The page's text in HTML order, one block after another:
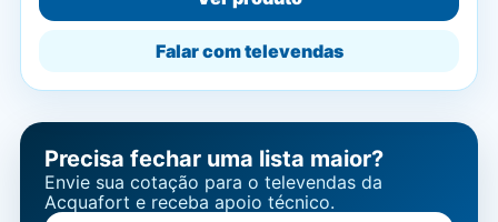
Falar com televendas
Precisa fechar uma lista maior?
Envie sua cotação para o televendas da
Acquafort e receba apoio técnico.